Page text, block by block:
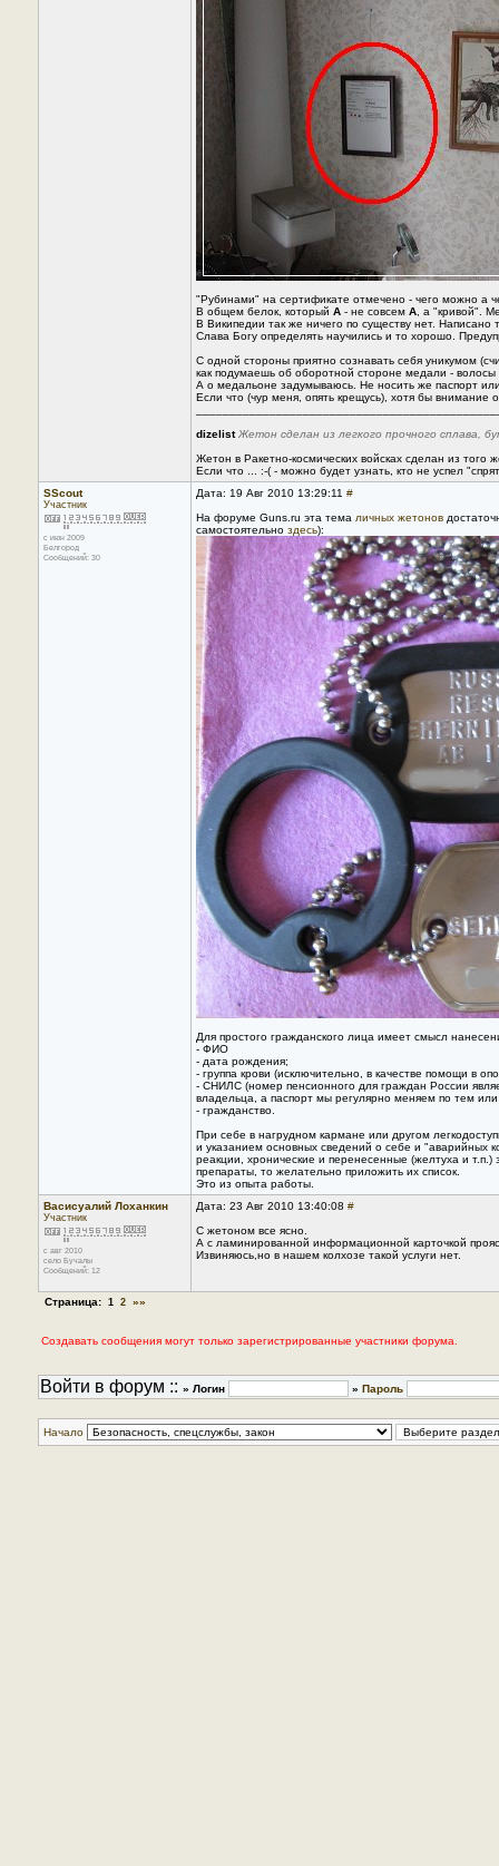
"Рубинами" на сертификате отмечено - чего можно а
В общем белок, который А - не совсем А , а "кривой".
В Википедии так же ничего по существу нет. Написано
Слава Богу определять научились и то хорошо.
С одной стороны приятно сознавать себя уникумом
как подумаешь об оборотной стороне медали -
А о медальоне задумываюсь. Не носить же паспорт
Если что (чур меня, опять крещусь), хотя бы внимание
dizelist Жетон сделан из легкого прочного сплава,
Жетон в Ракетно-космических войсках сделан из того
Если что ... :-( - можно будет узнать, кто не успел
SScout
Участник
с июн 2009
Белгород
Сообщений: 30
Дата: 19 Авг 2010 13:29:11 #
На форуме Guns.ru эта тема личных жетонов
самостоятельно здесь):
Для простого гражданского лица имеет смысл
- ФИО
- дата рождения;
- группа крови (исключительно, в качестве помощи в
- СНИЛС (номер пенсионного для граждан России
владельца, а паспорт мы регулярно меняем по тем
- гражданство.
При себе в нагрудном кармане или другом
и указанием основных сведений о себе и "аварийных
реакции, хронические и перенесенные (желтуха и
препараты, то желательно приложить их список.
Это из опыта работы.
Васисуалий Лоханкин
Участник
с авг 2010
село Бучалы
Сообщений: 12
Дата: 23 Авг 2010 13:40:08 #
С жетоном все ясно.
А с ламинированной информационной карточкой
Извиняюсь,но в нашем колхозе такой услуги нет.
Страница: 1 2 »»
Создавать сообщения могут только зарегистрированные участники форума.
Войти в форум :: » Логин » Пароль
Начало